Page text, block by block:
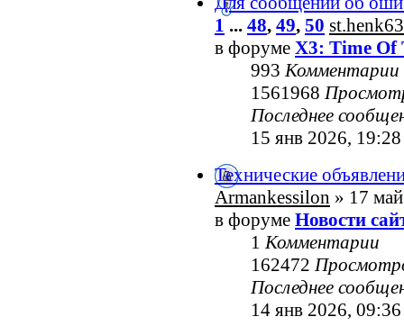
1 ... 48, 49, 50 st.henk63
в форуме X3: Time Of
993Комментарии
1561968
Последнее
15 янв 2026, 19:28
Технические
Armankessilon » 17
в форуме Новости
1Комментарии
162472
Последнее
14 янв 2026, 09:36